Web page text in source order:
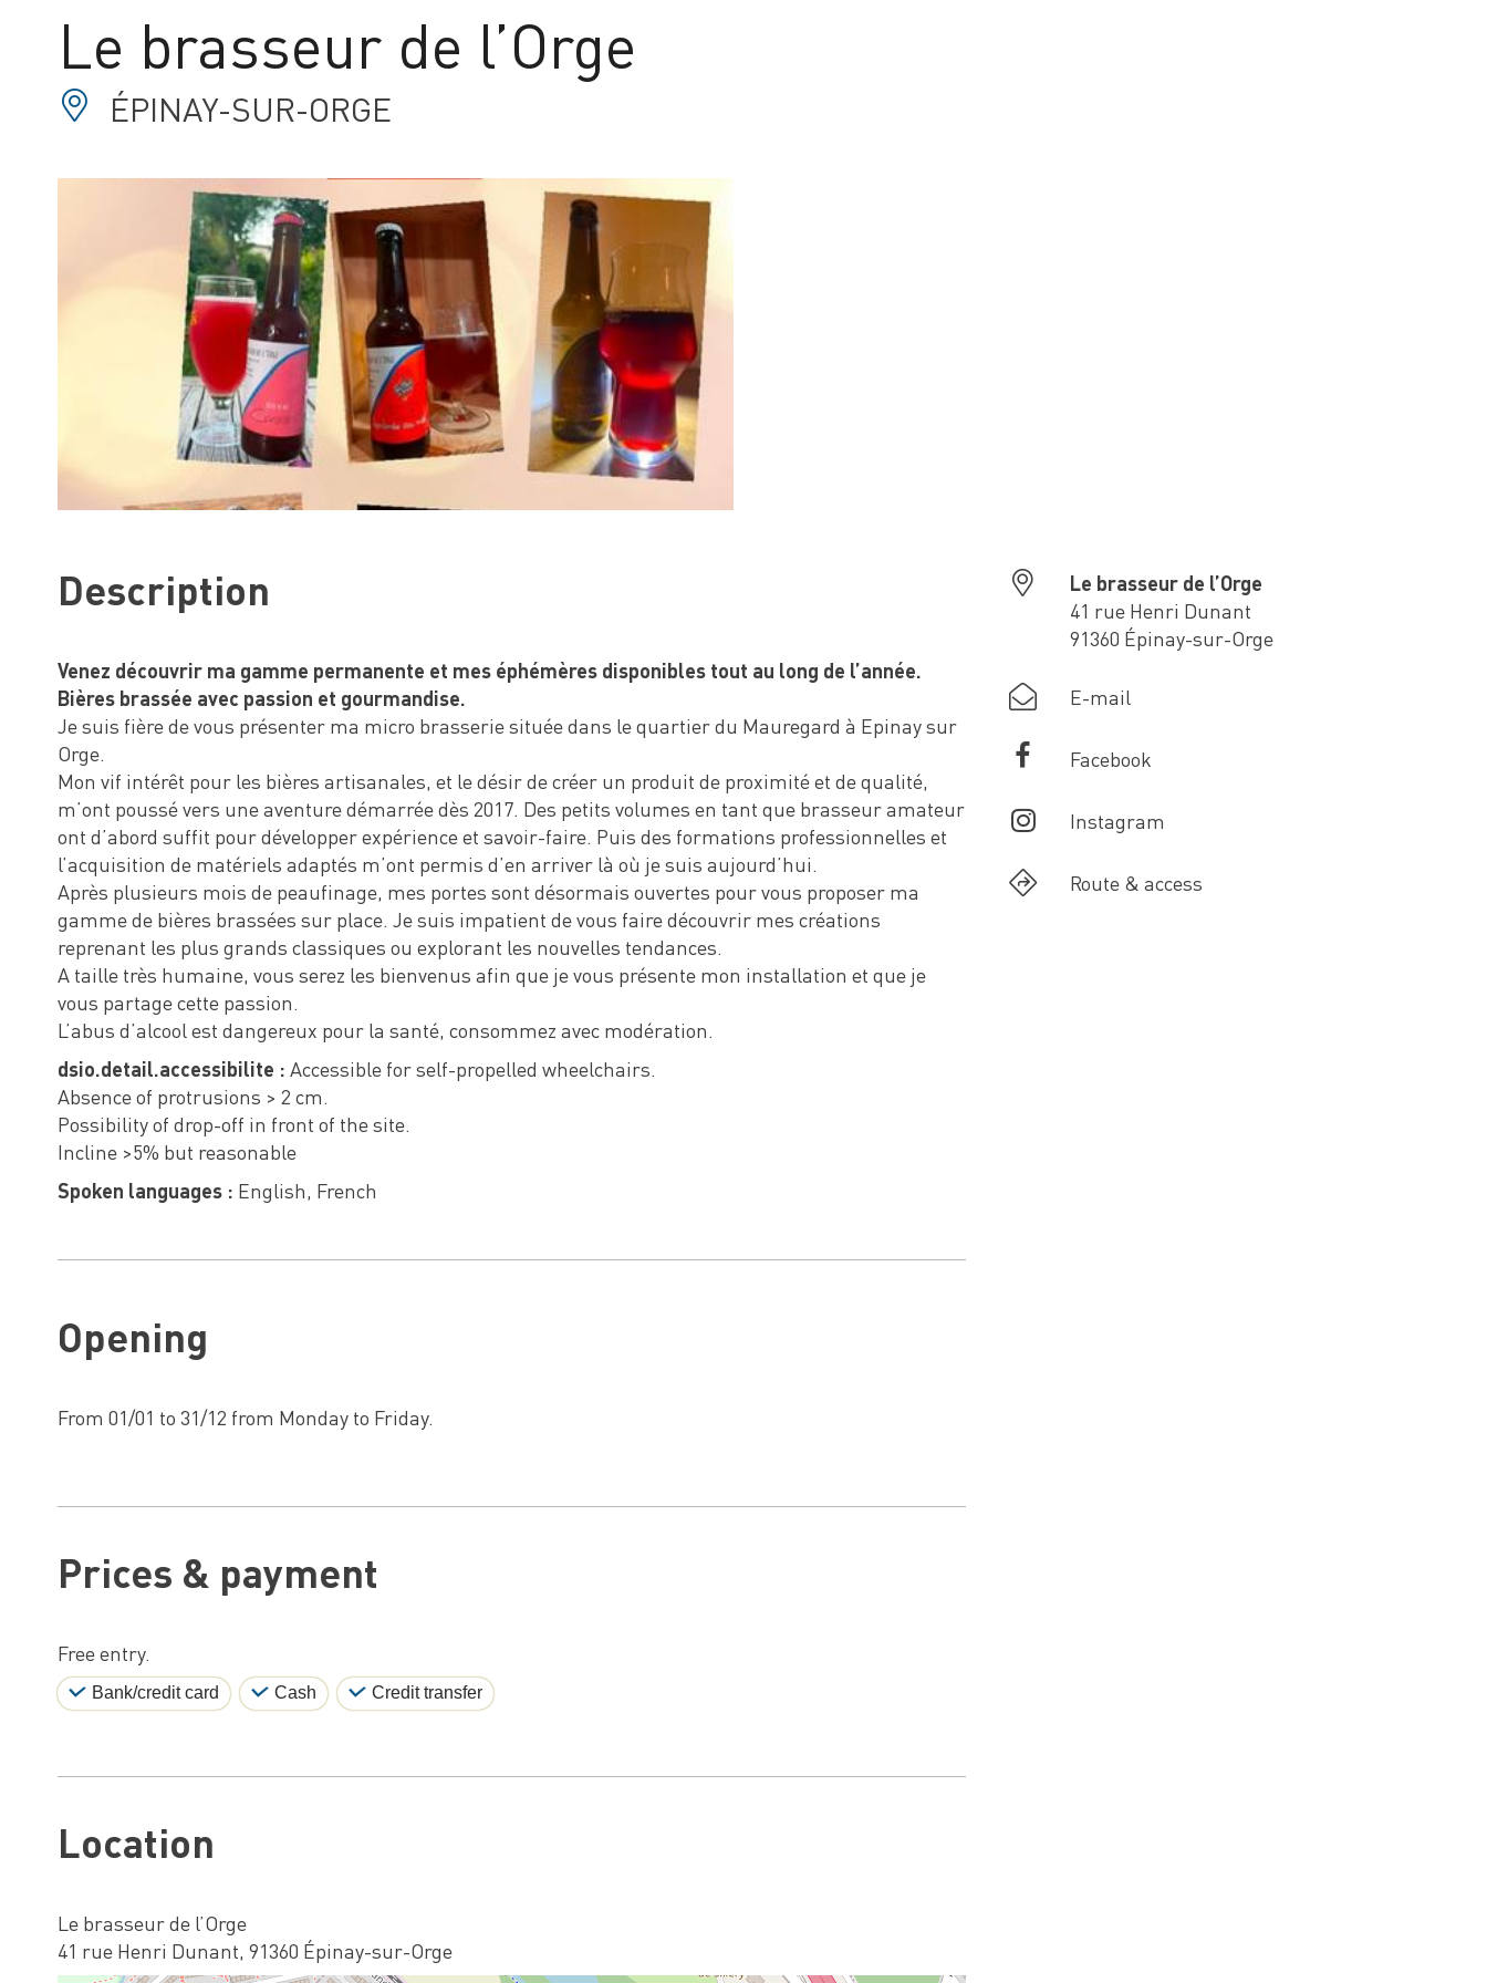
Le brasseur de l’Orge
ÉPINAY-SUR-ORGE
Description
Venez découvrir ma gamme permanente et mes éphémères disponibles tout au long de l’année.
Bières brassée avec passion et gourmandise.
Je suis fière de vous présenter ma micro brasserie située dans le quartier du Mauregard à Epinay sur
Orge.
Mon vif intérêt pour les bières artisanales, et le désir de créer un produit de proximité et de qualité,
m’ont poussé vers une aventure démarrée dès 2017. Des petits volumes en tant que brasseur amateur
ont d’abord suffit pour développer expérience et savoir-faire. Puis des formations professionnelles et
l’acquisition de matériels adaptés m’ont permis d’en arriver là où je suis aujourd’hui.
Après plusieurs mois de peaufinage, mes portes sont désormais ouvertes pour vous proposer ma
gamme de bières brassées sur place. Je suis impatient de vous faire découvrir mes créations
reprenant les plus grands classiques ou explorant les nouvelles tendances.
A taille très humaine, vous serez les bienvenus afin que je vous présente mon installation et que je
vous partage cette passion.
L’abus d’alcool est dangereux pour la santé, consommez avec modération.
dsio.detail.accessibilite : Accessible for self-propelled wheelchairs.
Absence of protrusions > 2 cm.
Possibility of drop-off in front of the site.
Incline >5% but reasonable
Spoken languages : English, French
Opening
From 01/01 to 31/12 from Monday to Friday.
Prices & payment
Free entry.
Bank/credit card Cash Credit transfer
Location
Le brasseur de l’Orge
41 rue Henri Dunant, 91360 Épinay-sur-Orge
Le brasseur de l’Orge
41 rue Henri Dunant
91360 Épinay-sur-Orge
E-mail
Facebook
Instagram
Route & access